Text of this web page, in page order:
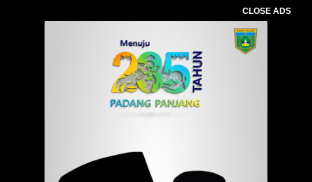
CLOSE ADS